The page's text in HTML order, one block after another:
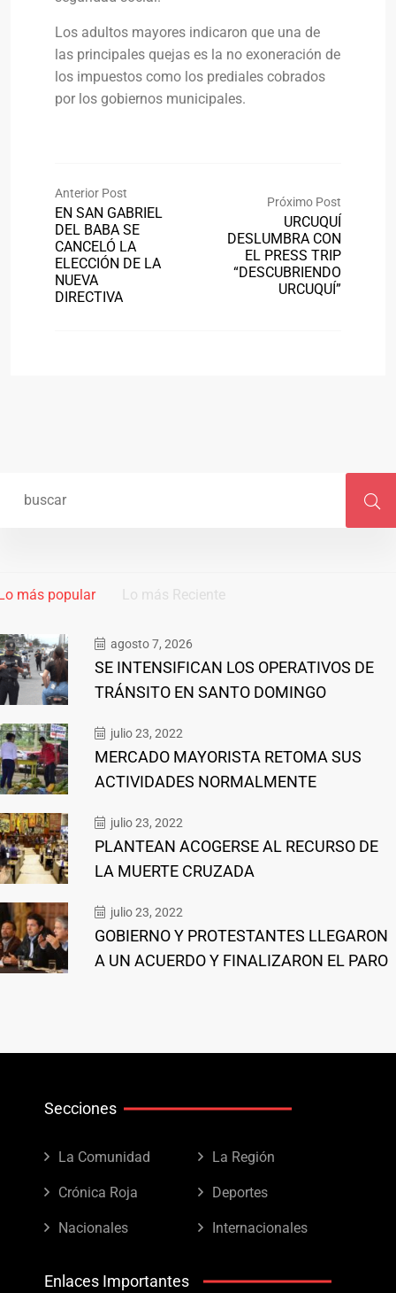
Los adultos mayores indicaron que una de
las principales quejas es la no exoneración de
los impuestos como los prediales cobrados
por los gobiernos municipales.
Anterior Post
EN SAN GABRIEL
DEL BABA SE
CANCELÓ LA
ELECCIÓN DE LA
NUEVA
DIRECTIVA
Próximo Post
URCUQUÍ
DESLUMBRA CON
EL PRESS TRIP
“DESCUBRIENDO
URCUQUÍ”
más popular Lo más Reciente
agosto 7, 2026
SE INTENSIFICAN LOS OPERATIVOS DE
TRÁNSITO EN SANTO DOMINGO
julio 23, 2022
MERCADO MAYORISTA RETOMA SUS
ACTIVIDADES NORMALMENTE
julio 23, 2022
PLANTEAN ACOGERSE AL RECURSO DE
LA MUERTE CRUZADA
julio 23, 2022
GOBIERNO Y PROTESTANTES LLEGARON
A UN ACUERDO Y FINALIZARON EL PARO
Secciones
La Comunidad La Región
Crónica Roja Deportes
Nacionales Internacionales
Enlaces Importantes